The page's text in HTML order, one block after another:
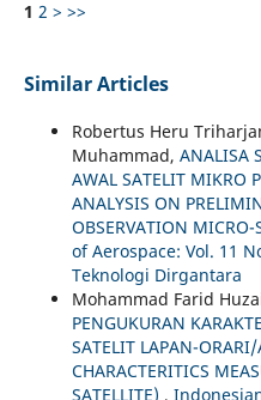
1 2 > >>
Similar Articles
Robertus Heru
Muhammad, ANALISA
AWAL SATELIT MIKRO
ANALYSIS ON
OBSERVATION MICRO-
of Aerospace: Vol. 11
Teknologi Dirgantara
Mohammad Farid
PENGUKURAN
SATELIT LAPAN-
CHARACTERITICS
SATELLITE) ,